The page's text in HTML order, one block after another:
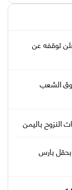
توقفه عن
الشعب
باليمن
بحقل بارس